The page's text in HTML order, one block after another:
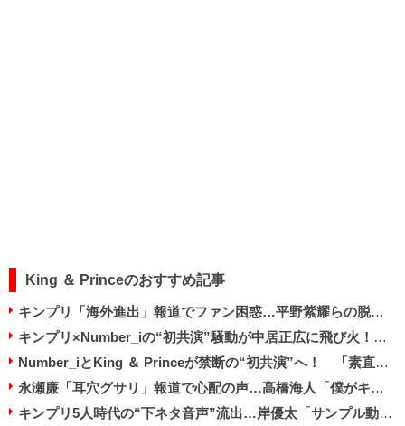
King ＆ Princeのおすすめ記事
キンプリ「海外進出」報道でファン困惑…平野紫耀らの脱退経緯ひっくり返る？
キンプリ×Number_iの“初共演”騒動が中居正広に飛び火！ 放送前から苦言続出のワケ
Number_iとKing ＆ Princeが禁断の“初共演”へ！ 「素直に嬉しい」「複雑」とファン賛否
永瀬廉「耳穴グサリ」報道で心配の声…高橋海人「僕がキンプリ守る」宣言で見えた成長
キンプリ5人時代の“下ネタ音声”流出…岸優太「サンプル動画で十分」で好感度上昇!?